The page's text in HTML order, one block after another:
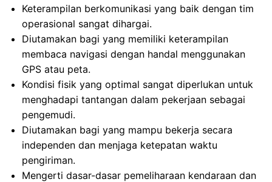
Keterampilan berkomunikasi yang baik dengan tim
operasional sangat dihargai.
Diutamakan bagi yang memiliki keterampilan
membaca navigasi dengan handal menggunakan
GPS atau peta.
Kondisi fisik yang optimal sangat diperlukan untuk
menghadapi tantangan dalam pekerjaan sebagai
pengemudi.
Diutamakan bagi yang mampu bekerja secara
independen dan menjaga ketepatan waktu
pengiriman.
Mengerti dasar-dasar pemeliharaan kendaraan dan